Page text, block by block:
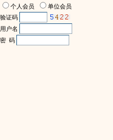
个人会员
单位会员
验证码
用户名
密 码